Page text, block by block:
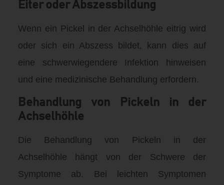
Eiter oder Abszessbildung
Wenn ein Pickel in der Achselhöhle eitrig wird
oder sich ein Abszess bildet, kann dies auf
eine schwerwiegendere Infektion hinweisen
und eine medizinische Behandlung erfordern.
Behandlung von Pickeln in der
Achselhöhle
Die Behandlung von Pickeln in der
Achselhöhle hängt von der Schwere der
Symptome ab. Bei leichten Symptomen